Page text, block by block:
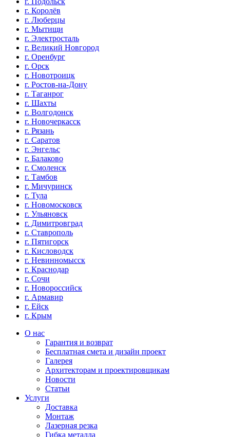
г. Королёв
г. Люберцы
г. Мытищи
г. Электросталь
г. Великий Новгород
г. Оренбург
г. Орск
г. Новотроицк
г. Ростов-на-Дону
г. Таганрог
г. Шахты
г. Волгодонск
г. Новочеркасск
г. Рязань
г. Саратов
г. Энгельс
г. Балаково
г. Смоленск
г. Тамбов
г. Мичуринск
г. Тула
г. Новомосковск
г. Ульяновск
г. Димитровград
г. Ставрополь
г. Пятигорск
г. Кисловодск
г. Невинномысск
г. Краснодар
г. Сочи
г. Новороссийск
г. Армавир
г. Ейск
г. Крым
О нас
Гарантия и возврат
Бесплатная смета и дизайн проект
Галерея
Архитекторам и проектировщикам
Новости
Статьи
Услуги
Доставка
Монтаж
Лазерная резка
Гибка металла